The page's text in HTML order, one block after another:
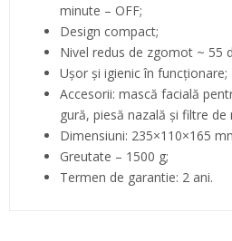
minute – OFF;
Design compact;
Nivel redus de zgomot ~ 55
Uşor şi igienic în funcţionare;
Accesorii: mască facială
gură, piesă nazală şi filtre de
Dimensiuni: 235×110×165
Greutate – 1500 g;
Termen de garantie: 2 ani.